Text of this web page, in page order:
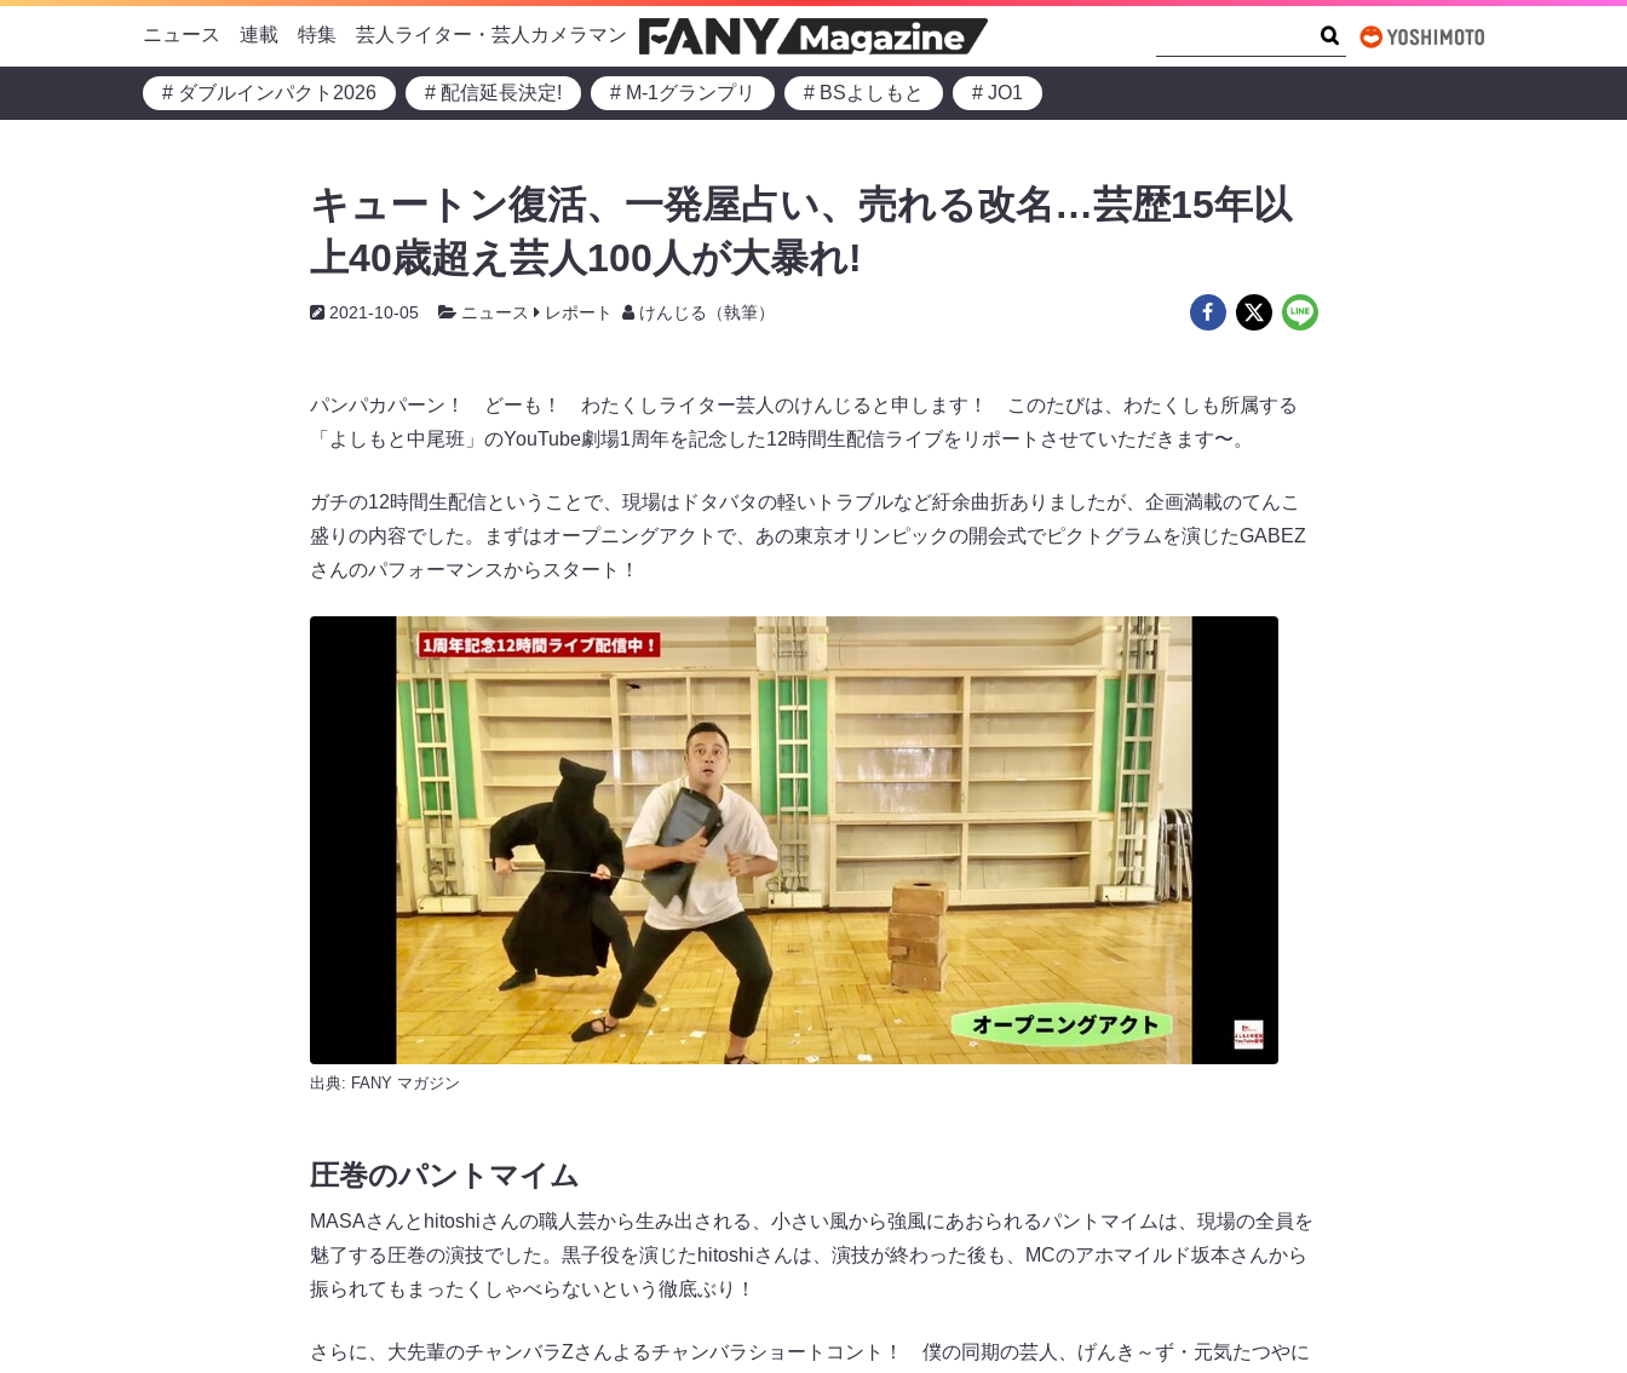
ニュース 連載 特集 芸人ライター・芸人カメラマン
# ダブルインパクト2026 # 配信延長決定! # M-1グランプリ # BSよしもと # JO1
キュートン復活、一発屋占い、売れる改名…芸歴15年以
上40歳超え芸人100人が大暴れ!
2021-10-05 ニュース レポート けんじる（執筆）
パンパカパーン！ どーも！ わたくしライター芸人のけんじると申します！ このたびは、わたくしも所属する
「よしもと中尾班」のYouTube劇場1周年を記念した12時間生配信ライブをリポートさせていただきます〜。
ガチの12時間生配信ということで、現場はドタバタの軽いトラブルなど紆余曲折ありましたが、企画満載のてんこ
盛りの内容でした。まずはオープニングアクトで、あの東京オリンピックの開会式でピクトグラムを演じたGABEZ
さんのパフォーマンスからスタート！
出典: FANY マガジン
圧巻のパントマイム
MASAさんとhitoshiさんの職人芸から生み出される、小さい風から強風にあおられるパントマイムは、現場の全員を
魅了する圧巻の演技でした。黒子役を演じたhitoshiさんは、演技が終わった後も、MCのアホマイルド坂本さんから
振られてもまったくしゃべらないという徹底ぶり！
さらに、大先輩のチャンバラZさんよるチャンバラショートコント！ 僕の同期の芸人、げんき～ず・元気たつやに